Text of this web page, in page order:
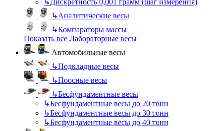
↳Аналитические весы
↳Компараторы массы
Показать все Лабораторные весы
Автомобильные весы
↳Подкладные весы
↳Поосные весы
↳Бесфундаментные весы
↳Бесфундаментные весы до 20 тонн
↳Бесфундаментные весы до 30 тонн
↳Бесфундаментные весы до 40 тонн